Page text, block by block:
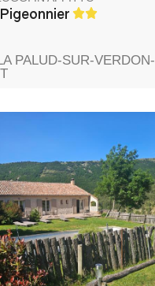
PALUD-SUR-VERDON-
nel cuore di una vasta
agricola biologica
a 11 km dal villaggio,
di carattere con 4 camere
gli ospiti circondata da
che ospitano mucche
Cattle e asini.